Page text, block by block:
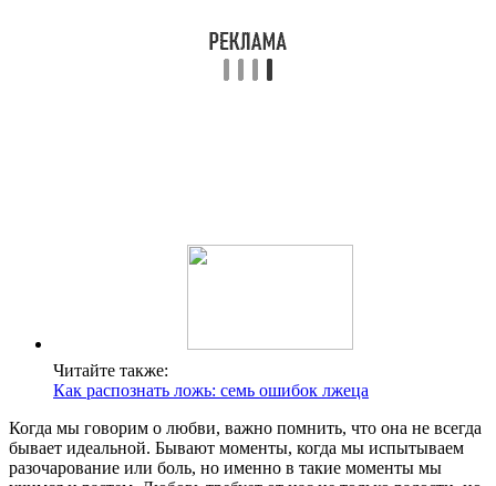
Читайте также:
Как распознать ложь: семь ошибок лжеца
Когда мы говорим о любви, важно помнить, что она не всегда
бывает идеальной. Бывают моменты, когда мы испытываем
разочарование или боль, но именно в такие моменты мы